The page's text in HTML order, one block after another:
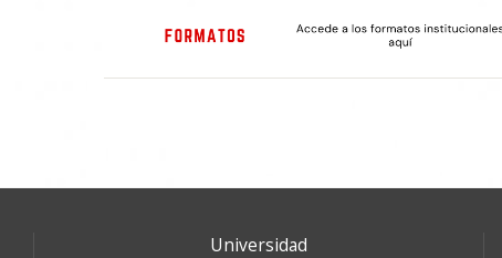
Universidad